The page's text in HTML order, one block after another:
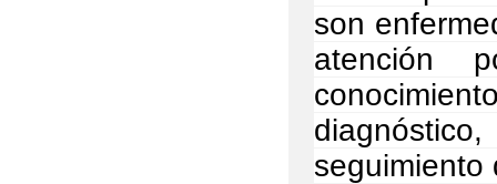
son
atención
seguimiento